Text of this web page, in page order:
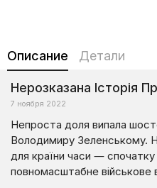
Описание Детали
Нерозказана Історія
7 ноября 2022
Непроста доля випала
Володимиру Зеленському.
для країни часи — спочатку
повномасштабне військове